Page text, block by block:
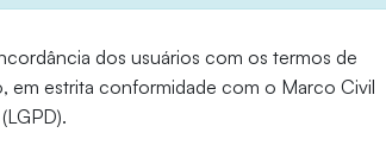
dos usuários com os termos de
em estrita conformidade com o Marco Civil